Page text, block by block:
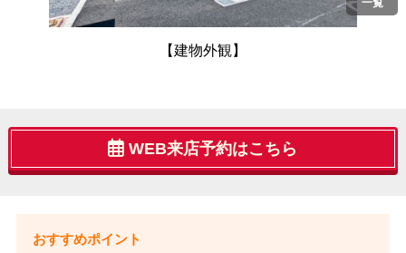
一覧
【建物外観】
WEB来店予約はこちら